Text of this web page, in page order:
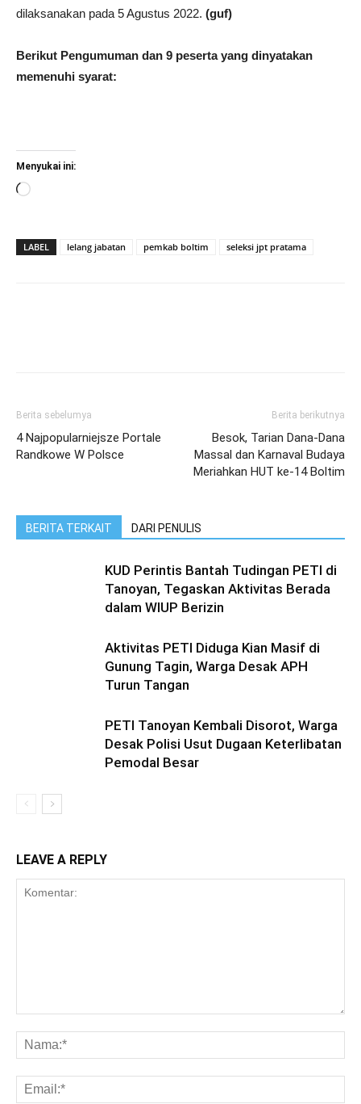
dilaksanakan pada 5 Agustus 2022. (guf)
Berikut Pengumuman dan 9 peserta yang dinyatakan
memenuhi syarat:
Menyukai ini:
Memuat...
LABEL lelang jabatan pemkab boltim seleksi jpt pratama
Berita sebelumya
4 Najpopularniejsze Portale
Randkowe W Polsce
Berita berikutnya
Besok, Tarian Dana-Dana
Massal dan Karnaval Budaya
Meriahkan HUT ke-14 Boltim
BERITA TERKAIT DARI PENULIS
KUD Perintis Bantah Tudingan PETI di
Tanoyan, Tegaskan Aktivitas Berada
dalam WIUP Berizin
Aktivitas PETI Diduga Kian Masif di
Gunung Tagin, Warga Desak APH
Turun Tangan
PETI Tanoyan Kembali Disorot, Warga
Desak Polisi Usut Dugaan Keterlibatan
Pemodal Besar
LEAVE A REPLY